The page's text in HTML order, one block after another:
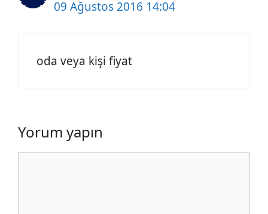
09 Ağustos 2016 14:04
oda veya kişi fiyat
Yorum yapın